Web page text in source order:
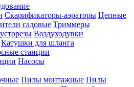
Скарификаторы-аэраторы Цепные
садовые Триммеры
Воздуходувки
Катушки для шланга
станции
Насосы
Пилы монтажные Пилы